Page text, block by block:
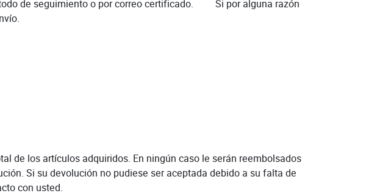
de seguimiento o por correo certificado. Si por alguna razón
de los artículos adquiridos. En ningún caso le serán reembolsados
Si su devolución no pudiese ser aceptada debido a su falta de
con usted.